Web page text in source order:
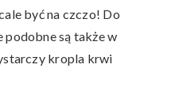
być na czczo! Do
są także w
kropla krwi